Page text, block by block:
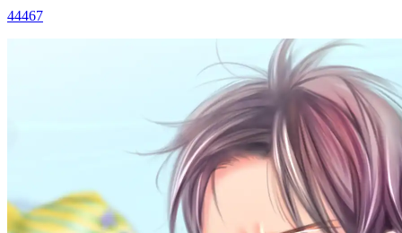
44467